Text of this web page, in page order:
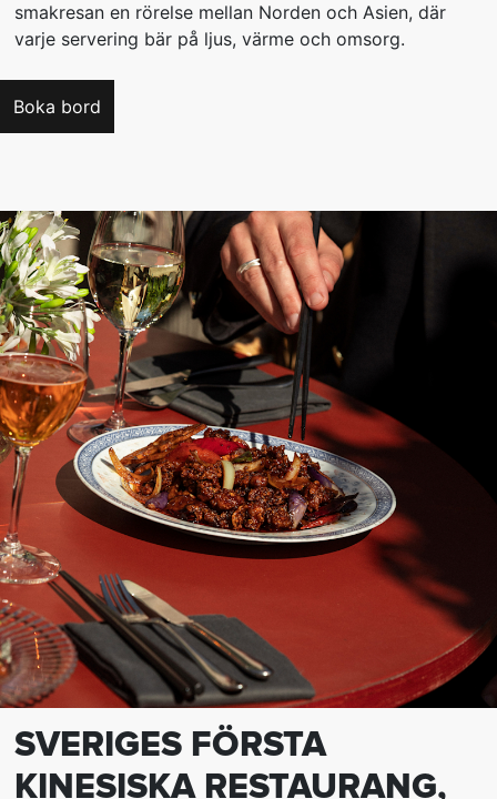
smakresan en rörelse mellan Norden och Asien, där
varje servering bär på ljus, värme och omsorg.
Boka bord
SVERIGES FÖRSTA
KINESISKA RESTAURANG,